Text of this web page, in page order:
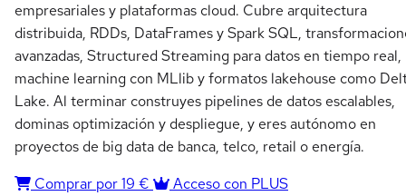
empresariales y plataformas cloud. Cubre arquitectura
distribuida, RDDs, DataFrames y Spark SQL,
avanzadas, Structured Streaming para datos en tiempo real,
machine learning con MLlib y formatos lakehouse como
Lake. Al terminar construyes pipelines de datos escalables,
dominas optimización y despliegue, y eres autónomo en
proyectos de big data de banca, telco, retail o energía.
Comprar por 19 €
Acceso con PLUS